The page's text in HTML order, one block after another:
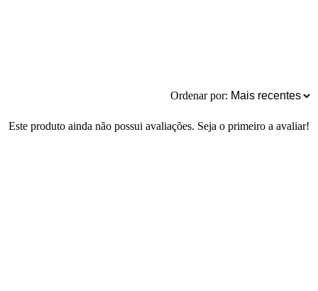
Ordenar por:
Este produto ainda não possui avaliações. Seja o primeiro a avaliar!